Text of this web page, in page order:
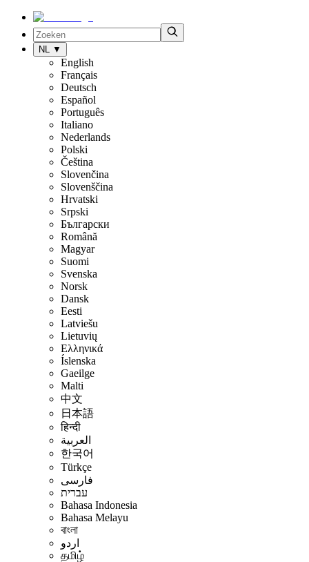
NL ▼
English
Français
Deutsch
Español
Português
Italiano
Nederlands
Polski
Čeština
Slovenčina
Slovenščina
Hrvatski
Srpski
Български
Română
Magyar
Suomi
Svenska
Norsk
Dansk
Eesti
Latviešu
Lietuvių
Ελληνικά
Íslenska
Gaeilge
Malti
中文
日本語
हिन्दी
العربية
한국어
Türkçe
فارسی
עברית
Bahasa Indonesia
Bahasa Melayu
বাংলা
اردو
தமிழ்